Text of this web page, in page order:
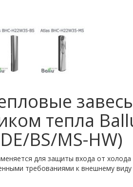
тепла
BS/MS-HW)
для защиты входа от холода
требованиями к внешнему виду